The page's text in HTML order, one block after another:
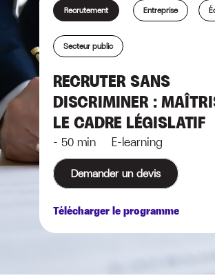
Recrutement Entreprise
Secteur public
RECRUTER SANS
DISCRIMINER :
LE CADRE LÉGISLATIF
- 50 min E-learning
Demander un devis
Télécharger le programme